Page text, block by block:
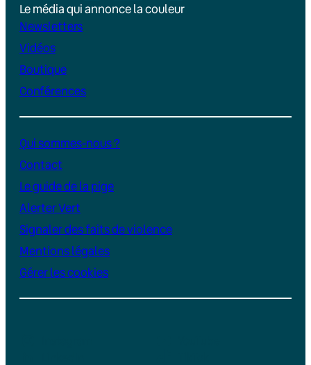
Le média qui annonce la couleur
Newsletters
Vidéos
Boutique
Conférences
Qui sommes-nous ?
Contact
Le guide de la pige
Alerter Vert
Signaler des faits de violence
Mentions légales
Gérer les cookies